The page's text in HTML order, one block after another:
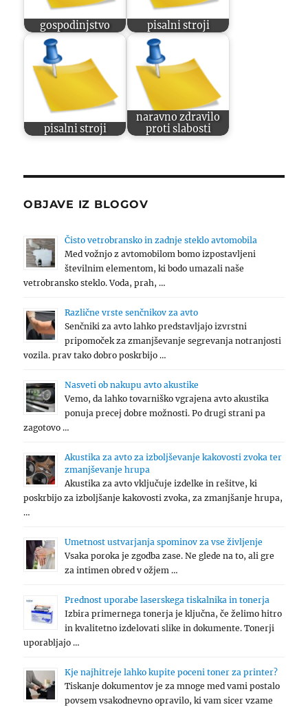
gospodinjstvo pisalni stroji
pisalni stroji
naravno zdravilo
proti slabosti
OBJAVE IZ BLOGOV
Čisto vetrobransko in zadnje steklo avtomobila
Med vožnjo z avtomobilom bomo izpostavljeni
številnim elementom, ki bodo umazali naše
vetrobransko steklo. Voda, prah, …
Različne vrste senčnikov za avto
Senčniki za avto lahko predstavljajo izvrstni
pripomoček za zmanjševanje segrevanja notranjosti
vozila. prav tako dobro poskrbijo …
Nasveti ob nakupu avto akustike
Vemo, da lahko tovarniško vgrajena avto akustika
ponuja precej dobre možnosti. Po drugi strani pa
zagotovo …
Akustika za avto za izboljševanje kakovosti zvoka ter
zmanjševanje hrupa
Akustika za avto vključuje izdelke in rešitve, ki
poskrbijo za izboljšanje kakovosti zvoka, za zmanjšanje hrupa,
…
Umetnost ustvarjanja spominov za vse življenje
Vsaka poroka je zgodba zase. Ne glede na to, ali gre
za intimen obred v ožjem …
Prednost uporabe laserskega tiskalnika in tonerja
Izbira primernega tonerja je ključna, če želimo hitro
in kvalitetno izdelovati slike in dokumente. Tonerji
uporabljajo …
Kje najhitreje lahko kupite poceni toner za printer?
Tiskanje dokumentov je za mnoge med vami postalo
povsem vsakodnevno opravilo, ki vam sicer vzame